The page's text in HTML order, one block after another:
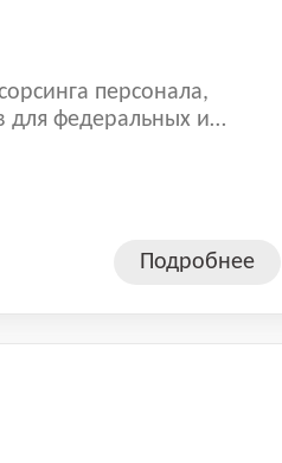
персонала,
для федеральных и
с компаниями из
Подробнее